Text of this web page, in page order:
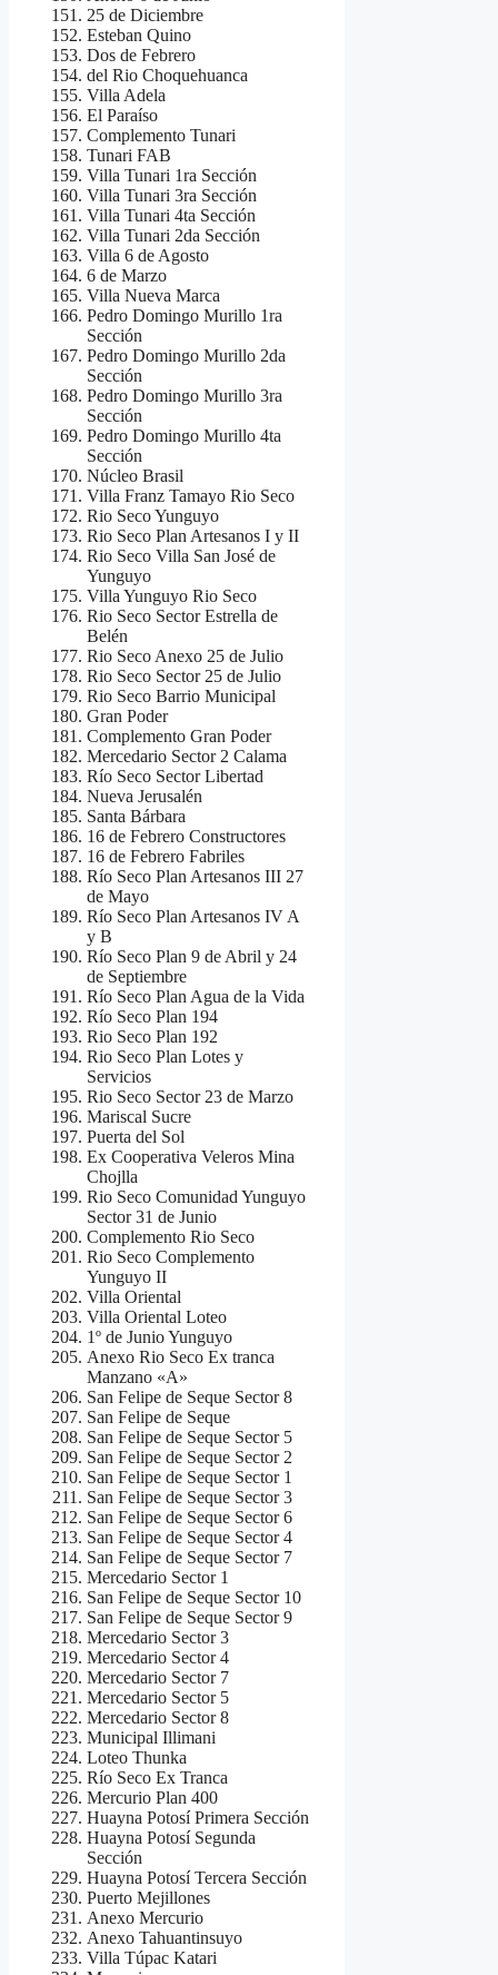
25 de Diciembre
Esteban Quino
Dos de Febrero
del Rio Choquehuanca
Villa Adela
El Paraíso
Complemento Tunari
Tunari FAB
Villa Tunari 1ra Sección
Villa Tunari 3ra Sección
Villa Tunari 4ta Sección
Villa Tunari 2da Sección
Villa 6 de Agosto
6 de Marzo
Villa Nueva Marca
Pedro Domingo Murillo 1ra
Sección
Pedro Domingo Murillo 2da
Sección
Pedro Domingo Murillo 3ra
Sección
Pedro Domingo Murillo 4ta
Sección
Núcleo Brasil
Villa Franz Tamayo Rio Seco
Rio Seco Yunguyo
Rio Seco Plan Artesanos I y II
Rio Seco Villa San José de
Yunguyo
Villa Yunguyo Rio Seco
Rio Seco Sector Estrella de
Belén
Rio Seco Anexo 25 de Julio
Rio Seco Sector 25 de Julio
Rio Seco Barrio Municipal
Gran Poder
Complemento Gran Poder
Mercedario Sector 2 Calama
Río Seco Sector Libertad
Nueva Jerusalén
Santa Bárbara
16 de Febrero Constructores
16 de Febrero Fabriles
Río Seco Plan Artesanos III 27
de Mayo
Río Seco Plan Artesanos IV A
y B
Río Seco Plan 9 de Abril y 24
de Septiembre
Río Seco Plan Agua de la Vida
Río Seco Plan 194
Rio Seco Plan 192
Rio Seco Plan Lotes y
Servicios
Rio Seco Sector 23 de Marzo
Mariscal Sucre
Puerta del Sol
Ex Cooperativa Veleros Mina
Chojlla
Rio Seco Comunidad Yunguyo
Sector 31 de Junio
Complemento Rio Seco
Rio Seco Complemento
Yunguyo II
Villa Oriental
Villa Oriental Loteo
1º de Junio Yunguyo
Anexo Rio Seco Ex tranca
Manzano «A»
San Felipe de Seque Sector 8
San Felipe de Seque
San Felipe de Seque Sector 5
San Felipe de Seque Sector 2
San Felipe de Seque Sector 1
San Felipe de Seque Sector 3
San Felipe de Seque Sector 6
San Felipe de Seque Sector 4
San Felipe de Seque Sector 7
Mercedario Sector 1
San Felipe de Seque Sector 10
San Felipe de Seque Sector 9
Mercedario Sector 3
Mercedario Sector 4
Mercedario Sector 7
Mercedario Sector 5
Mercedario Sector 8
Municipal Illimani
Loteo Thunka
Río Seco Ex Tranca
Mercurio Plan 400
Huayna Potosí Primera Sección
Huayna Potosí Segunda
Sección
Huayna Potosí Tercera Sección
Puerto Mejillones
Anexo Mercurio
Anexo Tahuantinsuyo
Villa Túpac Katari